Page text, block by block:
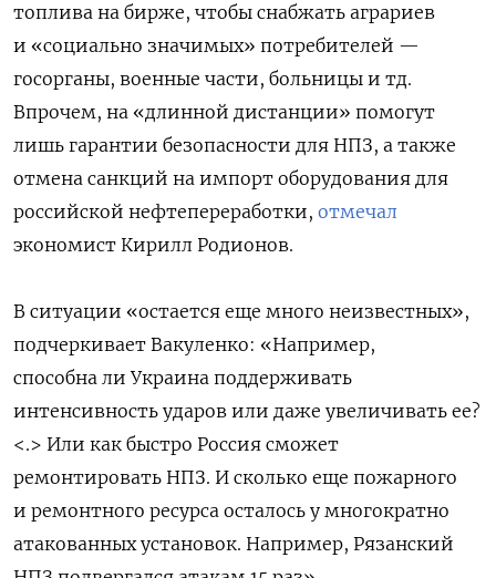
топлива на бирже, чтобы снабжать аграриев
и «социально значимых» потребителей —
госорганы, военные части, больницы и тд.
Впрочем, на «длинной дистанции» помогут
лишь гарантии безопасности для НПЗ, а также
отмена санкций на импорт оборудования для
российской нефтепереработки, отмечал
экономист Кирилл Родионов.
В ситуации «остается еще много неизвестных»,
подчеркивает Вакуленко: «Например,
способна ли Украина поддерживать
интенсивность ударов или даже увеличивать ее?
<.> Или как быстро Россия сможет
ремонтировать НПЗ. И сколько еще пожарного
и ремонтного ресурса осталось у многократно
атакованных установок. Например, Рязанский